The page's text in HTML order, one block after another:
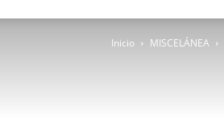
Inicio MISCELÁNEA